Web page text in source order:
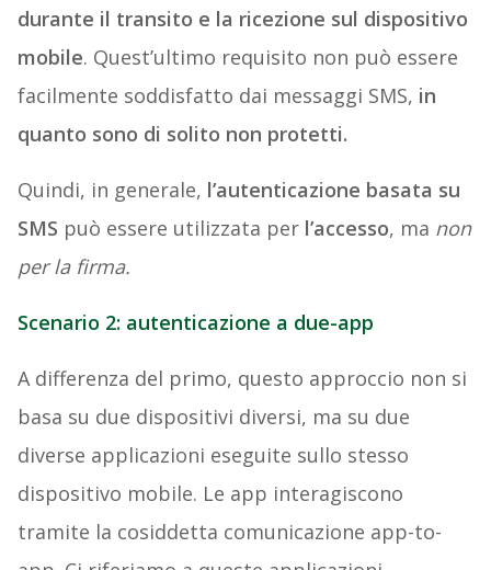
durante il transito e la ricezione sul dispositivo
mobile. Quest’ultimo requisito non può essere
facilmente soddisfatto dai messaggi SMS, in
quanto sono di solito non protetti.
Quindi, in generale, l’autenticazione basata su
SMS può essere utilizzata per l’accesso, ma non
per la firma.
Scenario 2: autenticazione a due-app
A differenza del primo, questo approccio non si
basa su due dispositivi diversi, ma su due
diverse applicazioni eseguite sullo stesso
dispositivo mobile. Le app interagiscono
tramite la cosiddetta comunicazione app-to-